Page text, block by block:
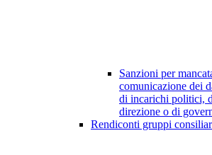
Sanzioni per
comunicazione dei
di incarichi politici,
direzione o di
Rendiconti gruppi